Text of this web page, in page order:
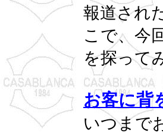
報道され
こで、今
を探って
お客に背
いつまで